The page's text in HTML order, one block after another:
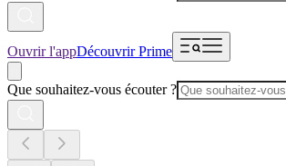
Ouvrir l'appDécouvrir Prime
Que souhaitez-vous écouter ?